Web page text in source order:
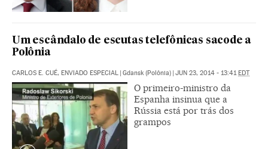
Um escândalo de escutas telefônicas sacode a
Polônia
CARLOS E. CUÉ, ENVIADO ESPECIAL | Gdansk (Polônia) | JUN 23, 2014 - 13:41EDT
O primeiro-ministro da
Espanha insinua que a
Rússia está por trás dos
grampos